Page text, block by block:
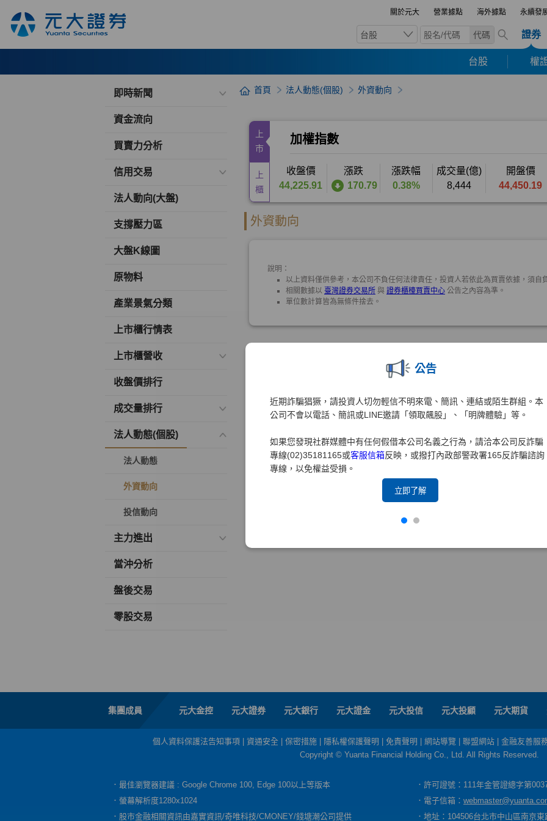
關於元大 營業據點 海外據點 永續發
台股 代碼 證券
台股 權
公告
近期詐騙猖獗，請投資人切勿輕信不明來電、簡訊、連結或陌生群組。本
公司不會以電話、簡訊或LINE邀請「領取飆股」、「明牌體驗」等。
如果您發現社群媒體中有任何假借本公司名義之行為，請洽本公司反詐騙
專線(02)35181165或客服信箱反映，或撥打內政部警政署165反詐騙諮詢
專線，以免權益受損。
立即了解
即時新聞
資金流向
買賣力分析
信用交易
法人動向(大盤)
支撐壓力區
大盤K線圖
原物料
產業景氣分類
上市櫃行情表
上市櫃營收
收盤價排行
成交量排行
法人動態(個股)
法人動態
外資動向
投信動向
主力進出
當沖分析
盤後交易
零股交易
首頁 法人動態(個股) 外資動向
集團成員 元大金控 元大證券 元大銀行 元大證金 元大投信 元大投顧 元大期貨
個人資料保護法告知事項 資通安全 保密措施 隱私權保護聲明 免責聲明 網站導覽 聯盟網站
金融友善服
Copyright © Yuanta Financial Holding Co., Ltd. All Rights Reserved.
．最佳瀏覽器建議 : Google Chrome 100, Edge 100以上等版本
．許可證號：111年金管證總字第
．螢幕解析度1280x1024
．電子信箱：
．股市金融相關資訊由嘉實資訊/奇唯科技/CMONEY/錢塘潮公司提供
．地址：104506台北市中山區南京